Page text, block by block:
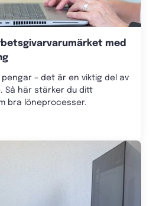
med
– det är en viktig del av
Så här stärker du ditt
bra löneprocesser.